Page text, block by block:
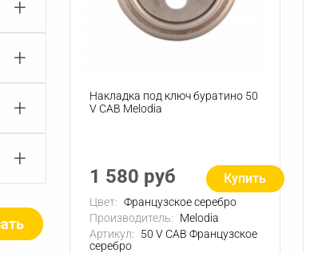
+
+
+
+
Накладка под ключ буратино 50
V CAB Melodia
1 580 руб Купить
Цвет: Французское серебро
Производитель:
Melodia
Артикул:
50 V CAB Французское
серебро